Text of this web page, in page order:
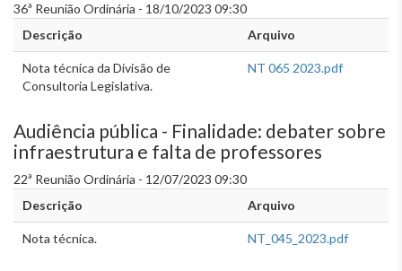
36ª Reunião Ordinária - 18/10/2023 09:30
Descrição
Arquivo
Nota técnica da Divisão de
Consultoria Legislativa.
NT 065 2023.pdf
Audiência pública - Finalidade: debater sobre
infraestrutura e falta de professores
22ª Reunião Ordinária - 12/07/2023 09:30
Descrição
Arquivo
Nota técnica. NT_045_2023.pdf